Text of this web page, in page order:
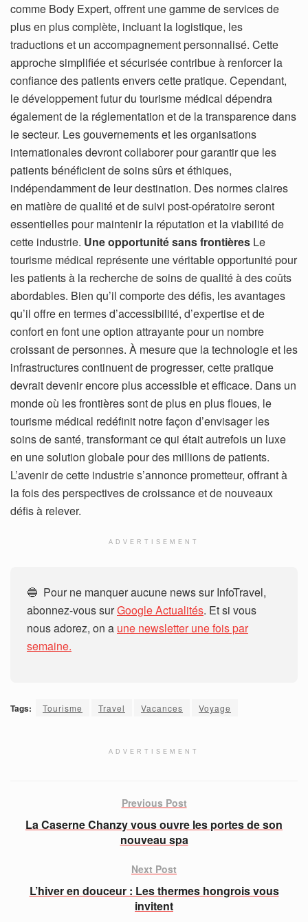
comme Body Expert, offrent une gamme de services de
plus en plus complète, incluant la logistique, les
traductions et un accompagnement personnalisé. Cette
approche simplifiée et sécurisée contribue à renforcer la
confiance des patients envers cette pratique. Cependant,
le développement futur du tourisme médical dépendra
également de la réglementation et de la transparence dans
le secteur. Les gouvernements et les organisations
internationales devront collaborer pour garantir que les
patients bénéficient de soins sûrs et éthiques,
indépendamment de leur destination. Des normes claires
en matière de qualité et de suivi post-opératoire seront
essentielles pour maintenir la réputation et la viabilité de
cette industrie. Une opportunité sans frontières Le
tourisme médical représente une véritable opportunité pour
les patients à la recherche de soins de qualité à des coûts
abordables. Bien qu’il comporte des défis, les avantages
qu’il offre en termes d’accessibilité, d’expertise et de
confort en font une option attrayante pour un nombre
croissant de personnes. À mesure que la technologie et les
infrastructures continuent de progresser, cette pratique
devrait devenir encore plus accessible et efficace. Dans un
monde où les frontières sont de plus en plus floues, le
tourisme médical redéfinit notre façon d’envisager les
soins de santé, transformant ce qui était autrefois un luxe
en une solution globale pour des millions de patients.
L’avenir de cette industrie s’annonce prometteur, offrant à
la fois des perspectives de croissance et de nouveaux
défis à relever.
ADVERTISEMENT
🔵 Pour ne manquer aucune news sur InfoTravel,
abonnez-vous surGoogle Actualités. Et si vous
nous adorez, on a une newsletter une fois par
semaine.
Tags: Tourisme Travel Vacances Voyage
ADVERTISEMENT
Previous Post
La Caserne Chanzy vous ouvre les portes de son
nouveau spa
Next Post
L’hiver en douceur : Les thermes hongrois vous
invitent